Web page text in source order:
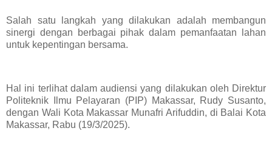
Salah satu langkah yang dilakukan adalah membangun
sinergi dengan berbagai pihak dalam pemanfaatan lahan
untuk kepentingan bersama.
Hal ini terlihat dalam audiensi yang dilakukan oleh Direktur
Politeknik Ilmu Pelayaran (PIP) Makassar, Rudy Susanto,
dengan Wali Kota Makassar Munafri Arifuddin, di Balai Kota
Makassar, Rabu (19/3/2025).